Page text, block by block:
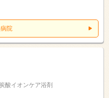
院
酸イオンケア浴剤